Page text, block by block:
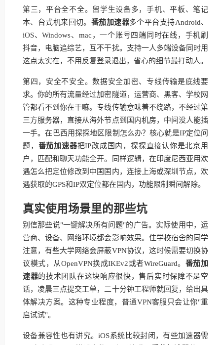
第三，平台全不全。留学生设备多，手机、平板、笔记
本、台式机来回切。 番茄加速器多个平台支持Android、
iOS、Windows、mac，一个账号四端同时在线，手机刷
抖音，电脑追综艺，互不干扰。支持一人多端设备同时用
这点太实在，不用反复登录退出，省心的细节最打动人。
第四，安全不安全。数据安全加密、专线传输是底线要
求。你的所有流量经过加密隧道，运营商、黑客、学校网
管都看不到你在干嘛。专线传输意味着不绕路，不经过第
三方服务器，直接从海外节点到国内机房，中间没人能插
一手。在巴西用探探地区限制怎么办？核心就是IP定位问
题， 番茄加速器把IP改成国内，探探直接认你是北京用
户，匹配和聊天功能全开。同样逻辑，在印度尼西亚用欢
遇怎么把定位修改到中国国内，连接上海或深圳节点，欢
遇获取的GPS和IP双定位都在国内，功能限制瞬间解除。
真实使用场景里的那些坑
别信那些说"一键解决所有问题"的广告。实际使用中，运
营商、设备、网络环境都会影响效果。住学校宿舍的同学
注意，有些大学网络会屏蔽VPN协议，这时候需要切换协
议模式，从OpenVPN换成IKEv2或者WireGuard。 番茄加
速器的技术团队在这块响应很快，售后实时保障不是空
话，凌晨三点提交工单，二十分钟工程师就回复，给出具
体解决方案。这种专业程度，普通VPN客服只会让你"重
启试试"。
设备兼容性也有讲究。iOS系统比较封闭，有些加速器需